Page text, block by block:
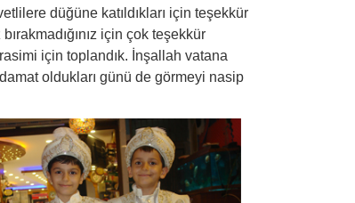
düğüne katıldıkları için teşekkür
için çok teşekkür
için toplandık. İnşallah vatana
oldukları günü de görmeyi nasip